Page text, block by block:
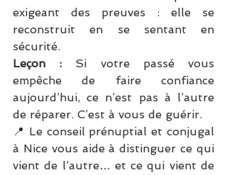
exigeant des preuves : elle se
reconstruit en se sentant en
sécurité.
Leçon : Si votre passé vous
empêche de faire confiance
aujourd’hui, ce n’est pas à l’autre
de réparer. C’est à vous de guérir.
📍 Le conseil prénuptial et conjugal
à Nice vous aide à distinguer ce qui
vient de l’autre… et ce qui vient de